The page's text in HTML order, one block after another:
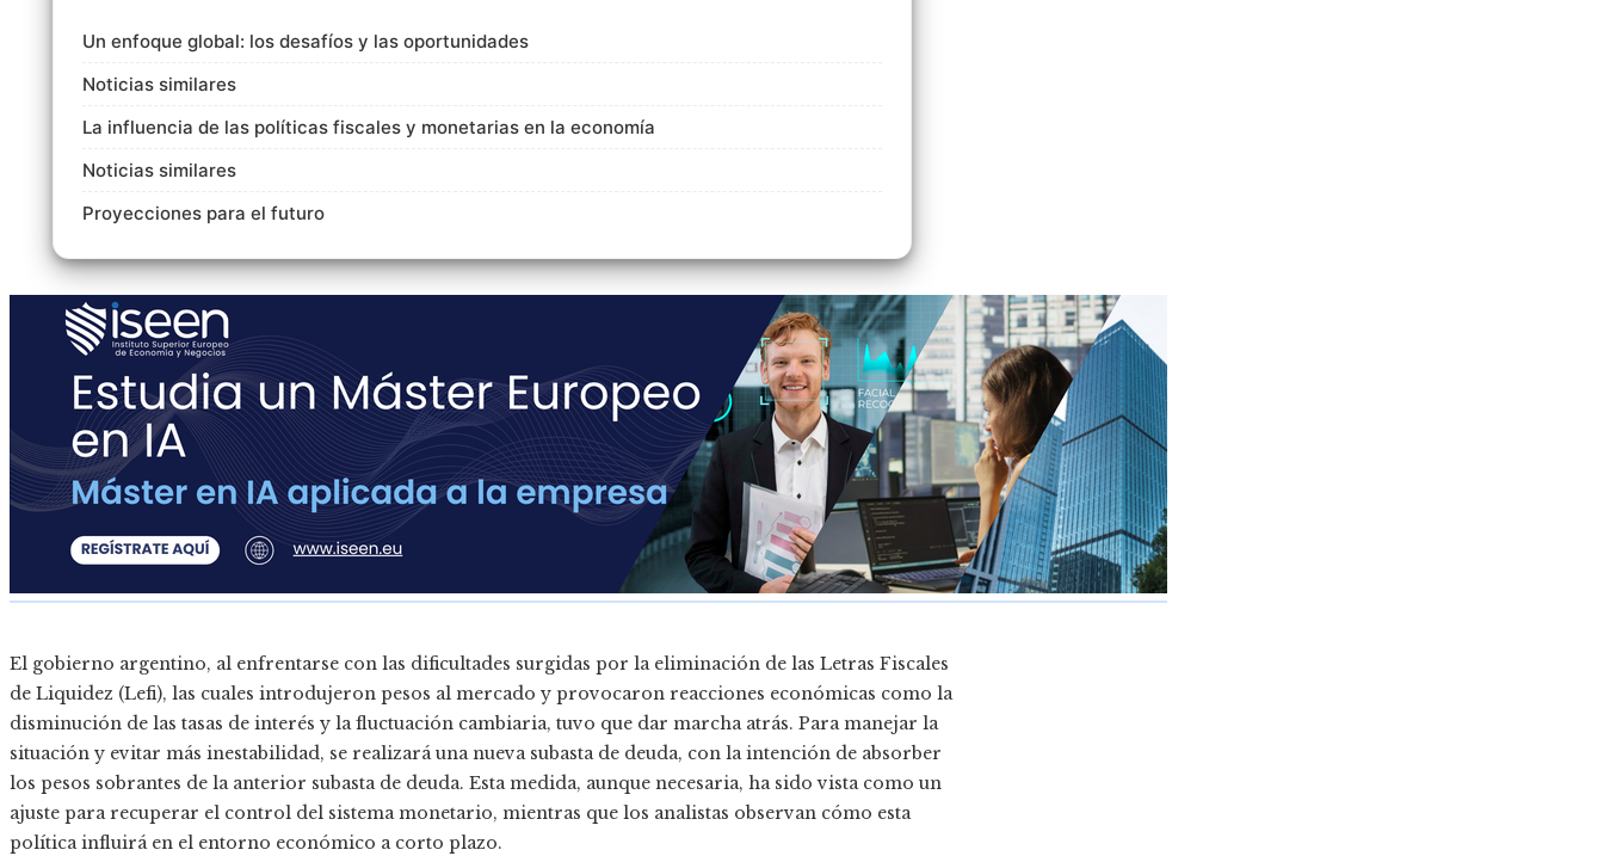
Un enfoque global: los desafíos y las oportunidades
Noticias similares
La influencia de las políticas fiscales y monetarias en la economía
Noticias similares
Proyecciones para el futuro
El gobierno argentino, al enfrentarse con las dificultades surgidas por la eliminación de las Letras Fiscales
de Liquidez (Lefi), las cuales introdujeron pesos al mercado y provocaron reacciones económicas como la
disminución de las tasas de interés y la fluctuación cambiaria, tuvo que dar marcha atrás. Para manejar la
situación y evitar más inestabilidad, se realizará una nueva subasta de deuda, con la intención de absorber
los pesos sobrantes de la anterior subasta de deuda. Esta medida, aunque necesaria, ha sido vista como un
ajuste para recuperar el control del sistema monetario, mientras que los analistas observan cómo esta
política influirá en el entorno económico a corto plazo.